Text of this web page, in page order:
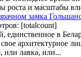
роста и масштабы
замка
[totalcount]
единственное в
свое архитектурное
или лавка, или...